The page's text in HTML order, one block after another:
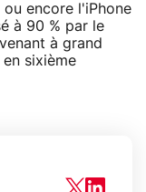
encore l'iPhone
à 90 % par le
à grand
en sixième